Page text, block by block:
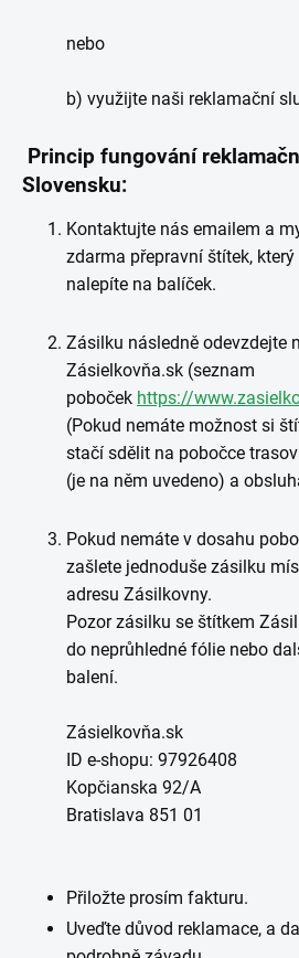
nebo
b) využijte naši reklamační
Princip fungování
Slovensku:
Kontaktujte nás emailem a
zdarma přepravní štítek,
nalepíte na balíček.
Zásilku následně odevzdejte
Zásielkovňa.sk (seznam
poboček https://
(Pokud nemáte možnost si
stačí sdělit na pobočce
(je na něm uvedeno) a
Pokud nemáte v dosahu
zašlete jednoduše zásilku
adresu Zásilkovny.
Pozor zásilku se štítkem
do neprůhledné fólie nebo
balení.
Zásielkovňa.sk
ID e-shopu: 97926408
Kopčianska 92/A
Bratislava 851 01
Přiložte prosím fakturu.
Uveďte důvod reklamace, a